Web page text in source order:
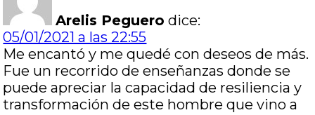
Arelis Peguero dice:
05/01/2021 a las 22:55
Me encantó y me quedé con deseos de más.
Fue un recorrido de enseñanzas donde se
puede apreciar la capacidad de resiliencia y
transformación de este hombre que vino a